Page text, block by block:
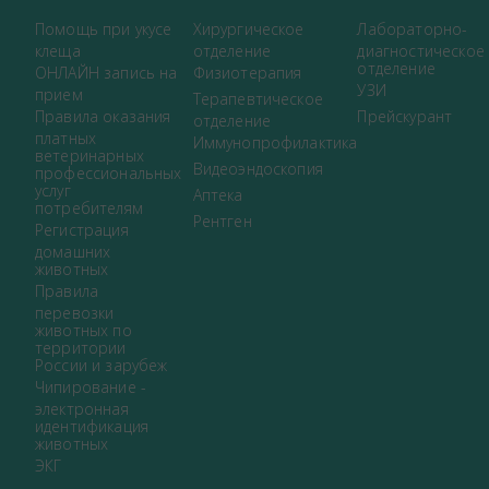
Помощь при укусе
клеща
ОНЛАЙН запись на
прием
Правила оказания
платных
ветеринарных
профессиональных
услуг
потребителям
Регистрация
домашних
животных
Правила
перевозки
животных по
территории
России и зарубеж
Чипирование -
электронная
идентификация
животных
ЭКГ
Хирургическое
отделение
Физиотерапия
Терапевтическое
отделение
Иммунопрофилактика
Видеоэндоскопия
Аптека
Рентген
Лабораторно-
диагностическое
отделение
УЗИ
Прейскурант